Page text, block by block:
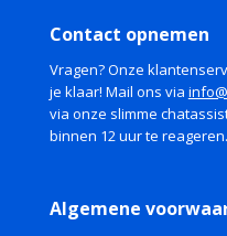
Contact opnemen
Vragen? Onze
je klaar! Mail ons via
via onze slimme
binnen 12 uur te reageren.
Algemene